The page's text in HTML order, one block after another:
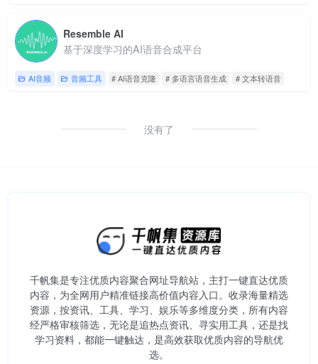
Resemble AI
基于深度学习的AI语音合成平台
AI音频 音频工具 # AI语音克隆 # 多语言语音生成 # 文本转语音
没有了
千帆集是专注优质内容聚合网址导航站，主打一键直达优质
内容，为全网用户精准链接高价值内容入口。​收录海量精选
资源，按资讯、工具、学习、娱乐等多维度分类，所有内容
经严格审核筛选，无论是追热点资讯、寻实用工具，还是找
学习资料，都能一键触达，是高效获取优质内容的导航优
选。